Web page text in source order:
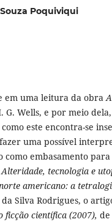
Poquiviqui
em uma leitura da obra
G. Wells, e por meio
este encontra-se
uma possível
como embasamento
Alteridade, tecnologia e
americano: a
Silva Rodrigues, o
ficção científica (2007), de